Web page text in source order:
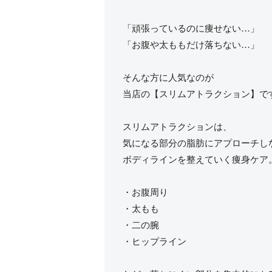
「頑張っているのに痩せない…」
「お腹や太ももだけ落ちない…」
そんな方に人気なのが
当店の【スリムアトラクション】で
スリムアトラクションは、
気になる部分の脂肪にアプローチし
ボディラインを整えていく痩身ケア。
・お腹周り
・太もも
・二の腕
・ヒップライン